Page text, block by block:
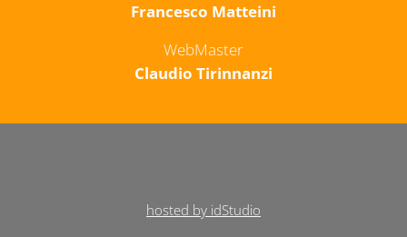
Francesco Matteini
WebMaster
Claudio Tirinnanzi
hosted by idStudio